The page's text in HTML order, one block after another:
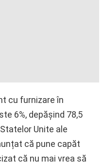
cu furnizare în
6%, depășind 78,5
Unite ale
că pune capăt
că nu mai vrea să